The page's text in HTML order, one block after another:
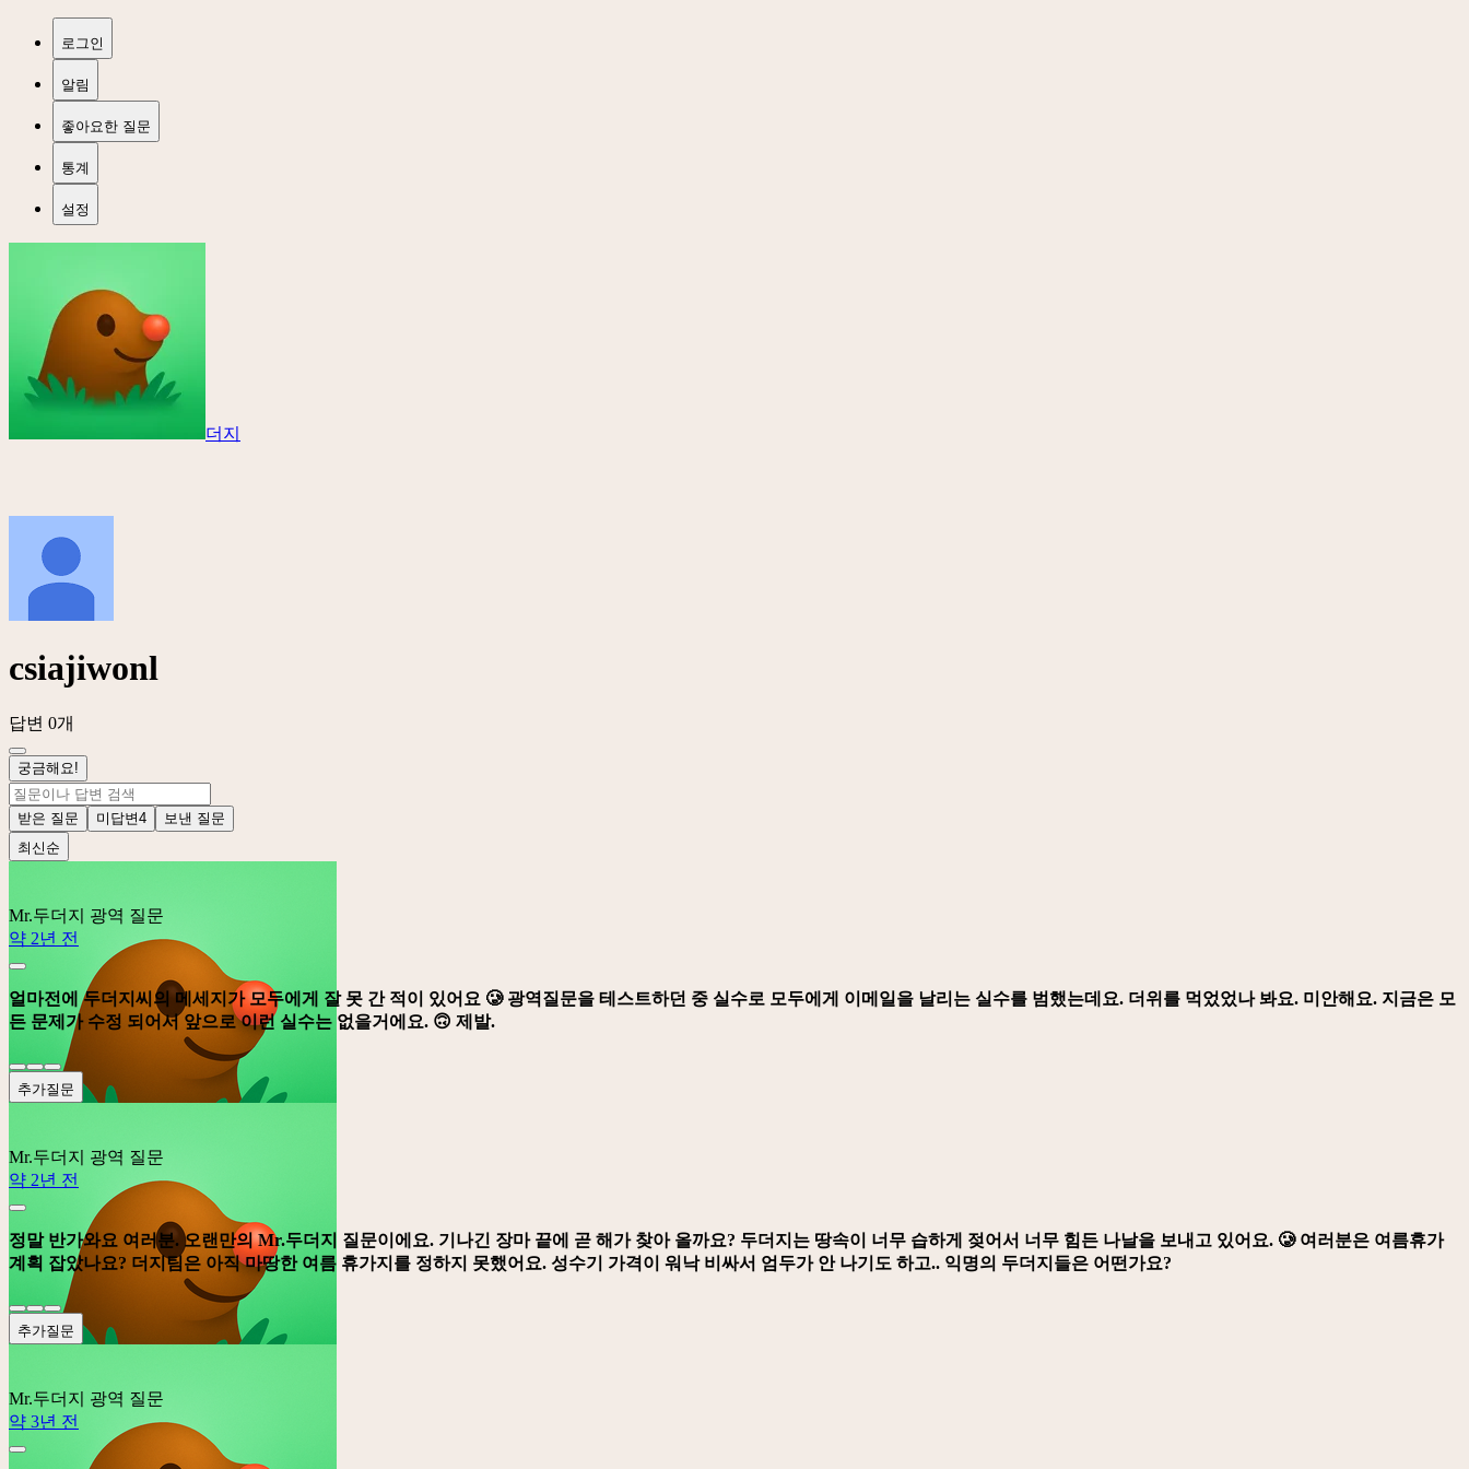
로그인
알림
좋아요한 질문
통계
설정
더지
csiajiwonl
답변 0개
궁금해요!
받은 질문 미답변4
보낸 질문
최신순
Mr.두더지
광역 질문
약 2년 전
얼마전에 두더지씨의 메세지가 모두에게 잘 못 간 적이 있어요 🥲 광역질문을 테스트하던 중 실수로 모두에게 이메일을 날리는 실수를 범했는데요. 더위를 먹었었나 봐요. 미안해요. 지금은 모
든 문제가 수정 되어서 앞으로 이런 실수는 없을거에요. 🙃 제발.
추가질문
Mr.두더지
광역 질문
약 2년 전
정말 반가와요 여러분. 오랜만의 Mr.두더지 질문이에요. 기나긴 장마 끝에 곧 해가 찾아 올까요? 두더지는 땅속이 너무 습하게 젖어서 너무 힘든 나날을 보내고 있어요. 🥲 여러분은 여름휴가
계획 잡았나요? 더지팀은 아직 마땅한 여름 휴가지를 정하지 못했어요. 성수기 가격이 워낙 비싸서 엄두가 안 나기도 하고.. 익명의 두더지들은 어떤가요?
추가질문
Mr.두더지
광역 질문
약 3년 전